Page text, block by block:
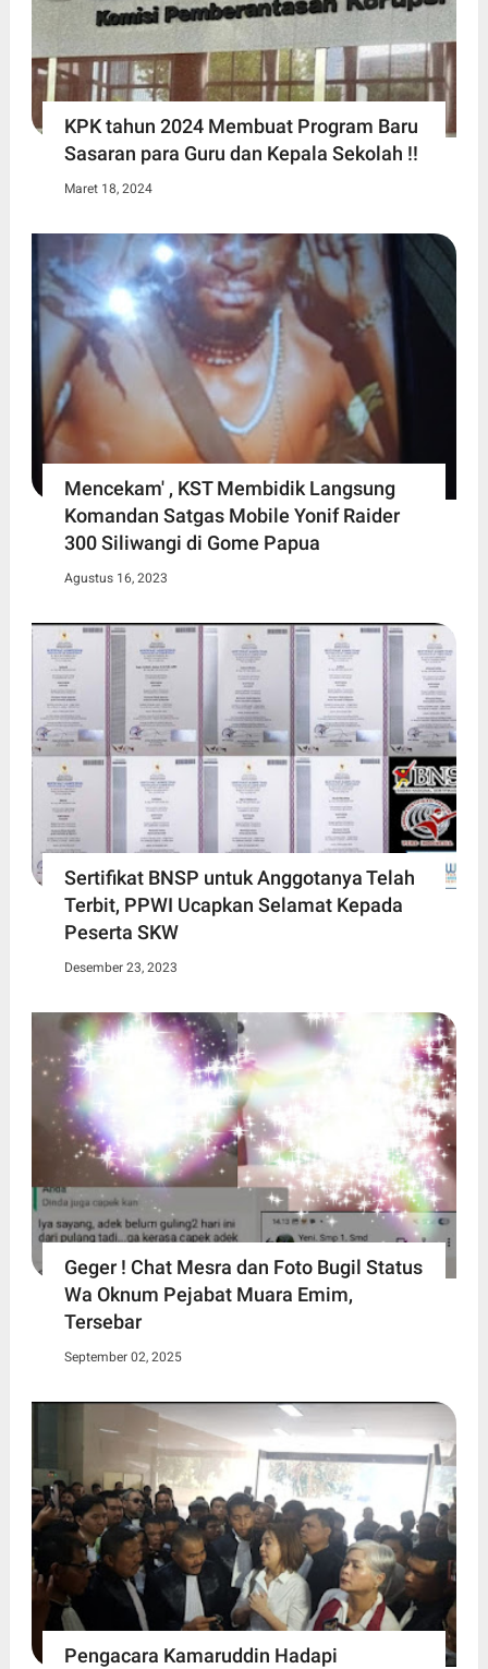
KPK tahun 2024 Membuat Program Baru
Sasaran para Guru dan Kepala Sekolah !!
Maret 18, 2024
Mencekam' , KST Membidik Langsung
Komandan Satgas Mobile Yonif Raider
300 Siliwangi di Gome Papua
Agustus 16, 2023
Sertifikat BNSP untuk Anggotanya Telah
Terbit, PPWI Ucapkan Selamat Kepada
Peserta SKW
Desember 23, 2023
Geger ! Chat Mesra dan Foto Bugil Status
Wa Oknum Pejabat Muara Emim,
Tersebar
September 02, 2025
Pengacara Kamaruddin Hadapi